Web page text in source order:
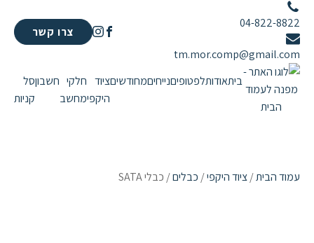
04-822-8822
tm.mor.comp@gmail.com
צרו קשר
ביתאודותלפטופיםנייחיםמחודשיםציוד
היקפי
חלקי
מחשב
חשבוןסל
קניות
עמוד הבית/ציוד היקפי/ כבלים/ כבלי SATA